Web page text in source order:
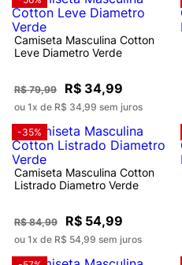
Camiseta Masculina Cotton
Leve Diametro Verde
R$ 79,99 R$ 34,99
ou 1x de R$ 34,99 sem juros
-35%
Camiseta Masculina Cotton
Listrado Diametro Verde
R$ 84,99 R$ 54,99
ou 1x de R$ 54,99 sem juros